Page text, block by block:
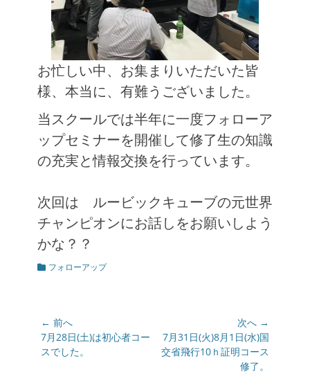
お忙しい中、お集まりいただいた皆
様、本当に、有難うございました。
当スクールでは半年に一度フォローア
ップセミナーを開催して修了生の知識
の充実と情報交換を行っています。
次回は ルービックキューブの元世界
チャンピオンにお話しをお願いしよう
かな？？
カ フォローアップ
投
稿
ナ
← 前へ
前
の
7月28日(土)は初心者コー
スでした。
次へ →
次
の
7月31日(火)8月1日(水)国
交省飛行10ｈ証明コース
修了。